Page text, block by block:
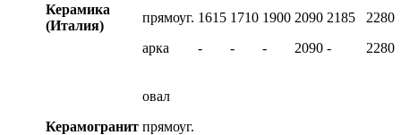
Керамика
(Италия)
прямоуг.
арка
1615
-
1710
-
1900
-
2090
2090
2185
-
2280
2280
Керамогранит
овал
прямоуг.